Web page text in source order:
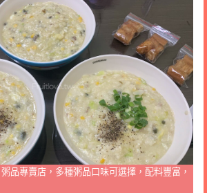
品專賣店，多種粥品口味可選擇，配料豐富，